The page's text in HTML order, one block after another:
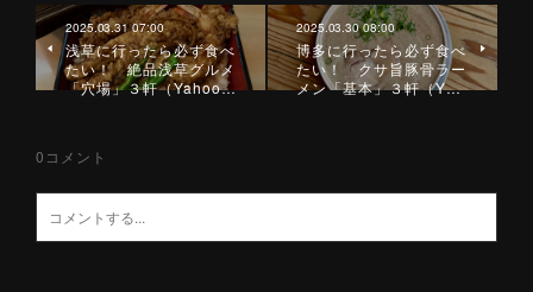
2025.03.31 07:00
浅草に行ったら必ず食べ
たい！ 絶品浅草グルメ
「穴場」３軒（Yahoo…
2025.03.30 08:00
博多に行ったら必ず食べ
たい！ クサ旨豚骨ラー
メン「基本」３軒（Y…
0 コメント